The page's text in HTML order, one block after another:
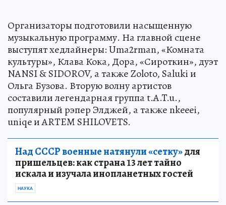
Организаторы подготовили насыщенную
музыкальную программу. На главной сцене
выступят хедлайнеры: Uma2rman, «Комната
культуры», Клава Кока, Дора, «Сироткин», дуэт
NANSI & SIDOROV, а также Zoloto, Saluki и
Ольга Бузова. Вторую волну артистов
составили легендарная группа t.A.T.u.,
популярный рэпер Элджей, а также nkeeei,
uniqe и ARTEM SHILOVETS.
Над СССР военные натянули «сетку»для
пришельцев: как страна 13 лет тайно
искала и изучала инопланетных гостей
НАУКА